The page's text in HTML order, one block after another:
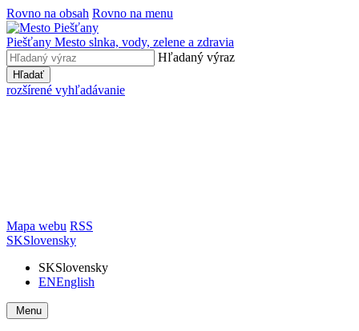
Rovno na obsah Rovno na menu
Piešťany Mesto slnka, vody, zelene a zdravia
Hľadaný výraz
Hľadať
rozšírené vyhľadávanie
Mapa webu RSS
SKSlovensky
SKSlovensky
ENEnglish
Menu